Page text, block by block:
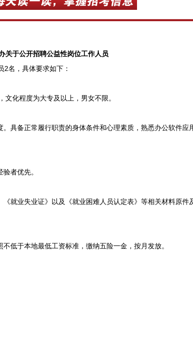
关于公开招聘公益性岗位工作人员
名，具体要求如下：
化程度为大专及以上，男女不限。
具备正常履行职责的身体条件和心理素质，熟悉办公软件应
者优先。
就业失业证》以及《就业困难人员认定表》等相关材料原件
低于本地最低工资标准，缴纳五险一金，按月发放。